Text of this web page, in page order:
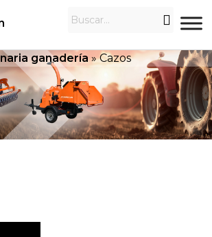
ganadería»Cazos